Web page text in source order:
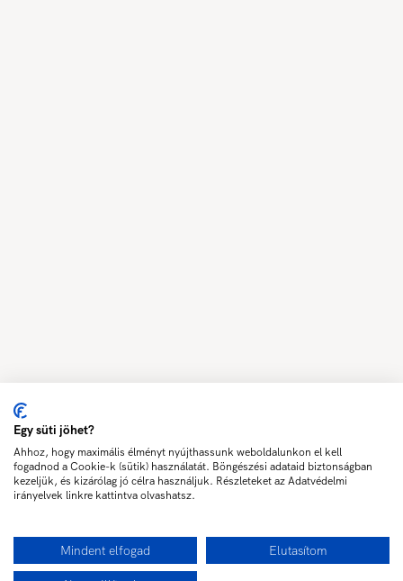
Egy süti jöhet?
Ahhoz, hogy maximális élményt nyújthassunk weboldalunkon el kell
fogadnod a Cookie-k (sütik) használatát. Böngészési adataid biztonságban
kezeljük, és kizárólag jó célra használjuk. Részleteket az Adatvédelmi
irányelvek linkre kattintva olvashatsz.
Mindent elfogad Elutasítom